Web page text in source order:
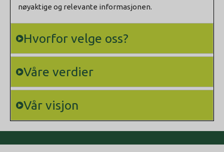
nøyaktige og relevante informasjonen.
Hvorfor velge oss?
Våre verdier
Vår visjon